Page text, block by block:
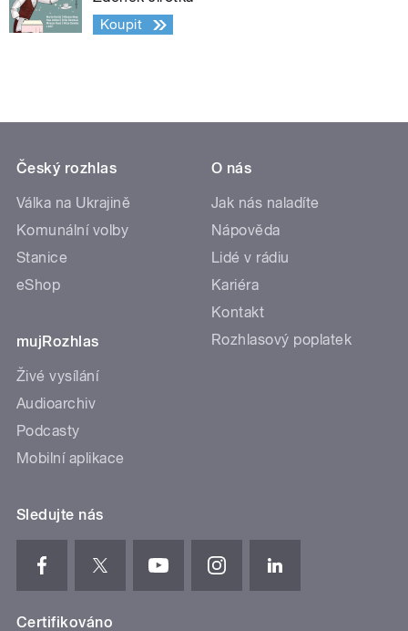
Koupit
Český rozhlas
Válka na Ukrajině
Komunální volby
Stanice
eShop
mujRozhlas
Živé vysílání
Audioarchiv
Podcasty
Mobilní aplikace
O nás
Jak nás naladíte
Nápověda
Lidé v rádiu
Kariéra
Kontakt
Rozhlasový poplatek
Sledujte nás
Certifikováno